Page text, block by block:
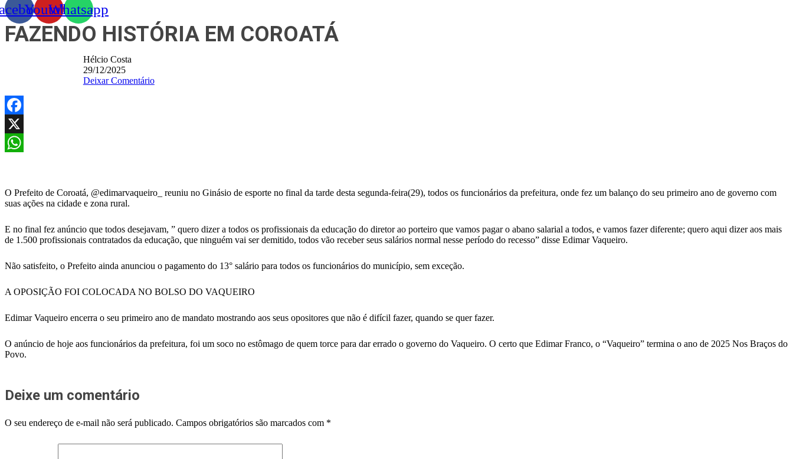
YoutubeWhatsapp
FAZENDO HISTÓRIA EM COROATÁ
Hélcio Costa
29/12/2025
Deixar Comentário
Facebook
X
O Prefeito de Coroatá, @edimarvaqueiro_ reuniu no Ginásio de esporte no final da tarde desta segunda-feira(29), todos os funcionários da prefeitura, onde fez um balanço do seu primeiro ano de governo com
suas ações na cidade e zona rural.
E no final fez anúncio que todos desejavam, ” quero dizer a todos os profissionais da educação do diretor ao porteiro que vamos pagar o abano salarial a todos, e vamos fazer diferente; quero aqui dizer aos mais
de 1.500 profissionais contratados da educação, que ninguém vai ser demitido, todos vão receber seus salários normal nesse período do recesso” disse Edimar Vaqueiro.
Não satisfeito, o Prefeito ainda anunciou o pagamento do 13° salário para todos os funcionários do município, sem exceção.
A OPOSIÇÃO FOI COLOCADA NO BOLSO DO VAQUEIRO
Edimar Vaqueiro encerra o seu primeiro ano de mandato mostrando aos seus opositores que não é difícil fazer, quando se quer fazer.
O anúncio de hoje aos funcionários da prefeitura, foi um soco no estômago de quem torce para dar errado o governo do Vaqueiro. O certo que Edimar Franco, o “Vaqueiro” termina o ano de 2025 Nos Braços do
Povo.
Deixe um comentário
O seu endereço de e-mail não será publicado. Campos obrigatórios são marcados com *